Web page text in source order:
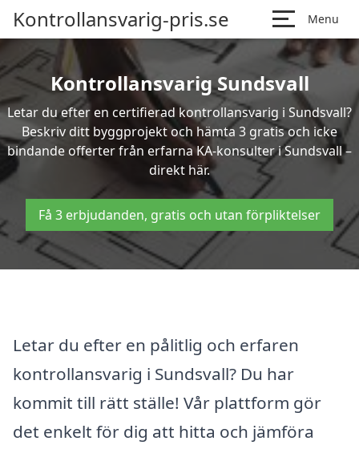
Kontrollansvarig-pris.se Menu
Kontrollansvarig Sundsvall
Letar du efter en certifierad kontrollansvarig i Sundsvall?
Beskriv ditt byggprojekt och hämta 3 gratis och icke
bindande offerter från erfarna KA-konsulter i Sundsvall –
direkt här.
Få 3 erbjudanden, gratis och utan förpliktelser
Letar du efter en pålitlig och erfaren
kontrollansvarig i Sundsvall? Du har
kommit till rätt ställe! Vår plattform gör
det enkelt för dig att hitta och jämföra